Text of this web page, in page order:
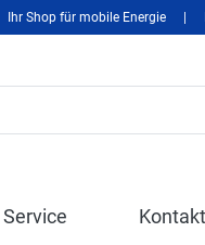
Ihr Shop für mobile Energie
Service Kontakt